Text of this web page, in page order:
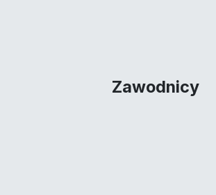
Zawodnicy